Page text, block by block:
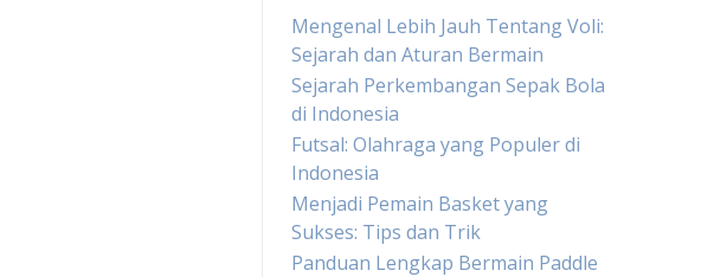
Mengenal Lebih Jauh Tentang Voli:
Sejarah dan Aturan Bermain
Sejarah Perkembangan Sepak Bola
di Indonesia
Futsal: Olahraga yang Populer di
Indonesia
Menjadi Pemain Basket yang
Sukses: Tips dan Trik
Panduan Lengkap Bermain Paddle